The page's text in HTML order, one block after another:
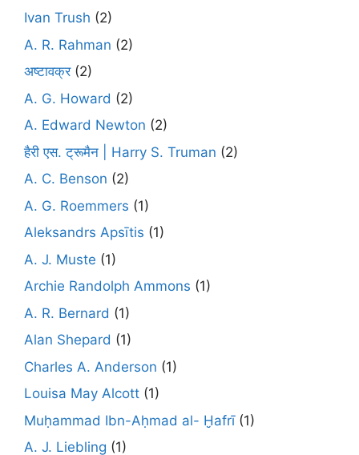
Ivan Trush (2)
A. R. Rahman (2)
अष्टावक्र(2)
A. G. Howard (2)
A. Edward Newton (2)
हैरी एस. ट्रूमैन | Harry S. Truman (2)
A. C. Benson (2)
A. G. Roemmers (1)
Aleksandrs Apsītis (1)
A. J. Muste (1)
Archie Randolph Ammons (1)
A. R. Bernard (1)
Alan Shepard (1)
Charles A. Anderson (1)
Louisa May Alcott (1)
Muḥammad Ibn-Aḥmad al- Ḫafrī(1)
A. J. Liebling (1)